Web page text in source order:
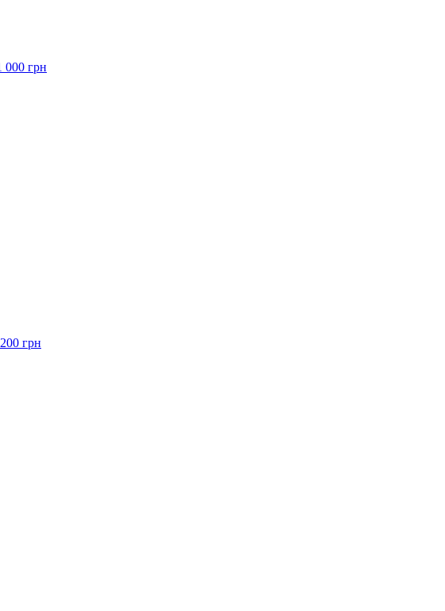
000 грн
грн